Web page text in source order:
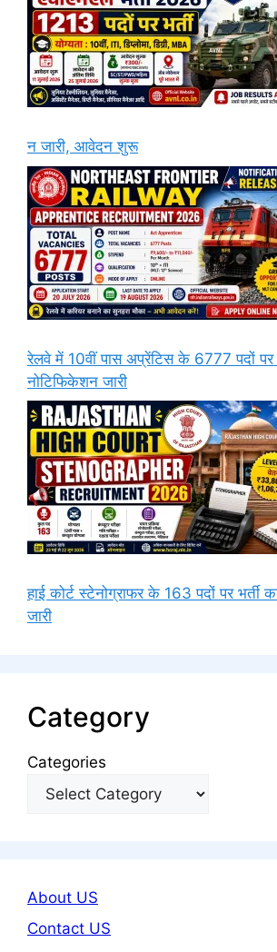
न जारी, आवेदन शुरू
रेलवे में 10वीं पास अप्रेंटिस के 6777 पदों पर
नोटिफिकेशन जारी
हाई कोर्ट स्टेनोग्राफर के 163 पदों पर भर्ती
जारी
Category
Categories
About US
Contact US